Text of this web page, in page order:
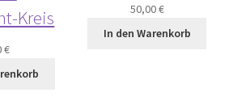
Kreis
€
50,00€
In den Warenkorb